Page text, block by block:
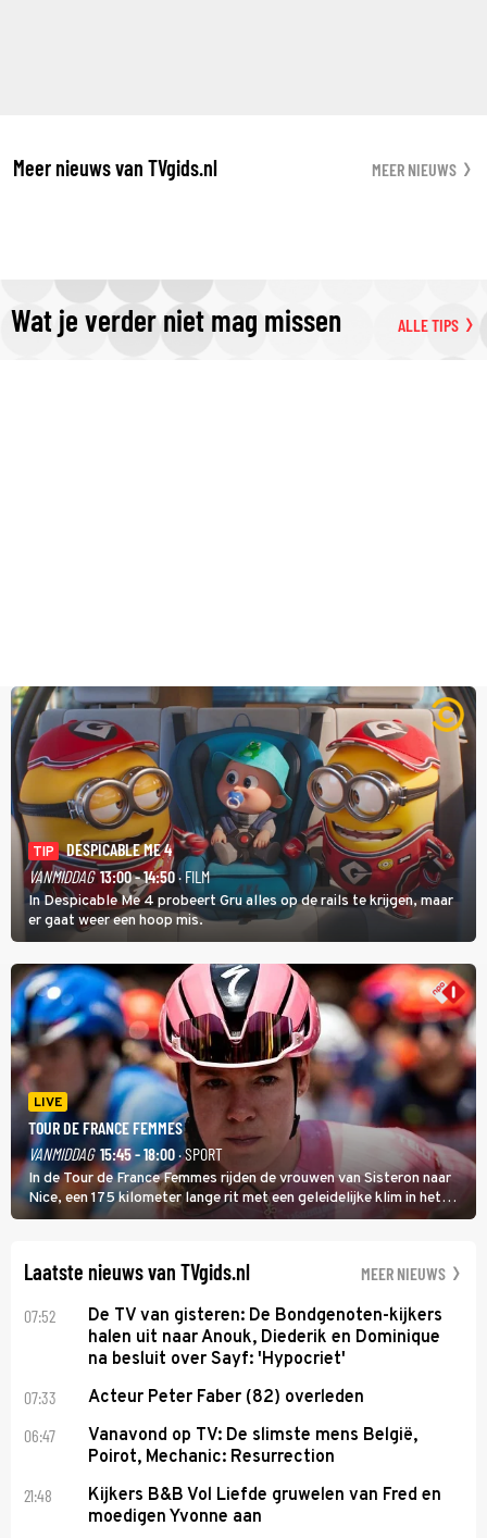
Meer nieuws van TVgids.nl MEER NIEUWS
Wat je verder niet mag missen ALLE TIPS
TIP
DESPICABLE ME 4
VANMIDDAG 13:00 - 14:50· FILM
In Despicable Me 4 probeert Gru alles op de rails te krijgen, maar
er gaat weer een hoop mis.
LIVE
TOUR DE FRANCE FEMMES
VANMIDDAG 15:45 - 18:00· SPORT
In de Tour de France Femmes rijden de vrouwen van Sisteron naar
Nice, een 175 kilometer lange rit met een geleidelijke klim in het
midden. Dat is mogelijk niet de zwaarste hindernis, dat is de
Laatste nieuws van TVgids.nl MEER NIEUWS
07:52
De TV van gisteren: De Bondgenoten-kijkers
halen uit naar Anouk, Diederik en Dominique
na besluit over Sayf: 'Hypocriet'
07:33 Acteur Peter Faber (82) overleden
06:47
Vanavond op TV: De slimste mens België,
Poirot, Mechanic: Resurrection
21:48
Kijkers B&B Vol Liefde gruwelen van Fred en
moedigen Yvonne aan